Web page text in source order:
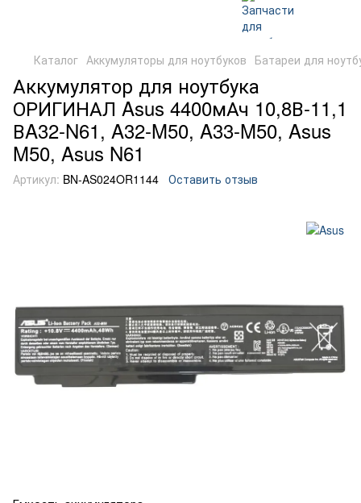
Каталог Аккумуляторы для ноутбуков Батареи для
Аккумулятор для ноутбука
ОРИГИНАЛ Asus 4400мАч 10,8В-11,1
ВA32-N61, A32-M50, A33-M50, Asus
M50, Asus N61
Артикул: BN-AS024OR1144 Оставить отзыв